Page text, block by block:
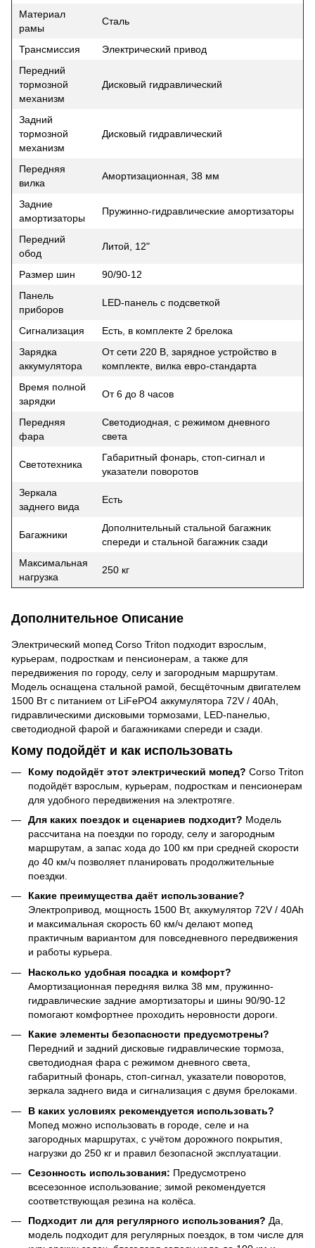
Материал
рамы
Сталь
Трансмиссия
Электрический привод
Передний
тормозной
механизм
Дисковый гидравлический
Задний
тормозной
механизм
Дисковый гидравлический
Передняя
вилка
Амортизационная, 38 мм
Задние
амортизаторы
Пружинно-гидравлические амортизаторы
Передний
обод
Литой, 12"
Размер шин
90/90-12
Панель
приборов
LED-панель с подсветкой
Сигнализация
Есть, в комплекте 2 брелока
Зарядка
аккумулятора
От сети 220 В, зарядное устройство в
комплекте, вилка евро-стандарта
Время полной
зарядки
От 6 до 8 часов
Передняя
фара
Светодиодная, с режимом дневного
света
Светотехника
Габаритный фонарь, стоп-сигнал и
указатели поворотов
Зеркала
заднего вида
Есть
Багажники
Дополнительный стальной багажник
спереди и стальной багажник сзади
Максимальная
нагрузка
250 кг
Дополнительное Описание
Электрический мопед Corso Triton подходит взрослым,
курьерам, подросткам и пенсионерам, а также для
передвижения по городу, селу и загородным маршрутам.
Модель оснащена стальной рамой, бесщёточным двигателем
1500 Вт с питанием от LiFePO4 аккумулятора 72V / 40Ah,
гидравлическими дисковыми тормозами, LED-панелью,
светодиодной фарой и багажниками спереди и сзади.
Кому подойдёт и как использовать
Кому подойдёт этот электрический мопед? Corso Triton
подойдёт взрослым, курьерам, подросткам и пенсионерам
для удобного передвижения на электротяге.
Для каких поездок и сценариев подходит? Модель
рассчитана на поездки по городу, селу и загородным
маршрутам, а запас хода до 100 км при средней скорости
до 40 км/ч позволяет планировать продолжительные
поездки.
Какие преимущества даёт использование?
Электропривод, мощность 1500 Вт, аккумулятор 72V / 40Ah
и максимальная скорость 60 км/ч делают мопед
практичным вариантом для повседневного передвижения
и работы курьера.
Насколько удобная посадка и комфорт?
Амортизационная передняя вилка 38 мм, пружинно-
гидравлические задние амортизаторы и шины 90/90-12
помогают комфортнее проходить неровности дороги.
Какие элементы безопасности предусмотрены?
Передний и задний дисковые гидравлические тормоза,
светодиодная фара с режимом дневного света,
габаритный фонарь, стоп-сигнал, указатели поворотов,
зеркала заднего вида и сигнализация с двумя брелоками.
В каких условиях рекомендуется использовать?
Мопед можно использовать в городе, селе и на
загородных маршрутах, с учётом дорожного покрытия,
нагрузки до 250 кг и правил безопасной эксплуатации.
Сезонность использования: Предусмотрено
всесезонное использование; зимой рекомендуется
соответствующая резина на колёса.
Подходит ли для регулярного использования? Да,
модель подходит для регулярных поездок, в том числе для